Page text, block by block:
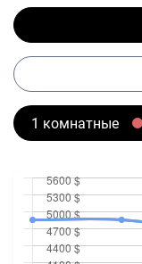
1 комнатные